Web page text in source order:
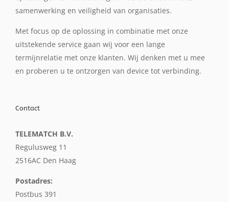
samenwerking en veiligheid van organisaties.
Met focus op de oplossing in combinatie met onze
uitstekende service gaan wij voor een lange
termijnrelatie met onze klanten. Wij denken met u mee
en proberen u te ontzorgen van device tot verbinding.
Contact
TELEMATCH B.V.
Regulusweg 11
2516AC Den Haag
Postadres:
Postbus 391